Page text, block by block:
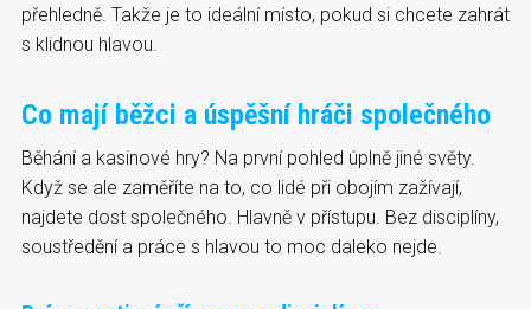
přehledně. Takže je to ideální místo, pokud si chcete zahrát
s klidnou hlavou.
Co mají běžci a úspěšní hráči společného
Běhání a kasinové hry? Na první pohled úplně jiné světy.
Když se ale zaměříte na to, co lidé při obojím zažívají,
najdete dost společného. Hlavně v přístupu. Bez disciplíny,
soustředění a práce s hlavou to moc daleko nejde.